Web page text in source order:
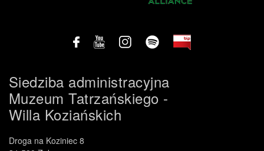
Siedziba administracyjna
Muzeum Tatrzańskiego -
Willa Koziańskich
Droga na Koziniec 8